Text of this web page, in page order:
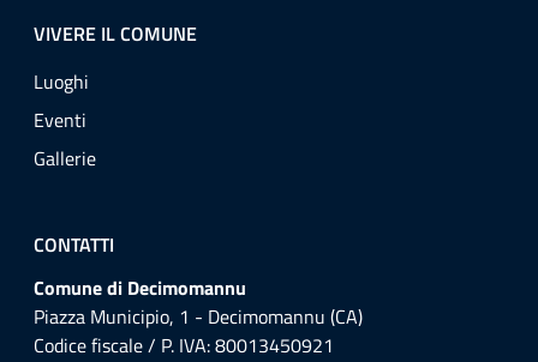
VIVERE IL COMUNE
Luoghi
Eventi
Gallerie
CONTATTI
Comune di Decimomannu
Piazza Municipio, 1 - Decimomannu (CA)
Codice fiscale / P. IVA: 80013450921